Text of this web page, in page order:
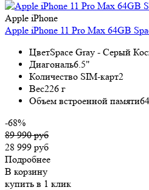
Apple iPhone
Apple iPhone 11 Pro Max 64GB
ЦветSpace Gray - Серый
Диагональ6.5"
Количество SIM-карт2
Вес226 г
Объем встроенной памяти
-68%
89 990 руб
28 999 руб
Подробнее
В корзину
купить в 1 клик